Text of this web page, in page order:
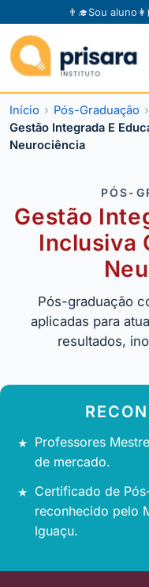
👨‍🎓Sou aluno
Início Pós-Graduação
Gestão Integrada E
Neurociência
PÓS-
Gestão
Inclusiva
Pós-graduação
aplicadas para
resultados,
Professores
de mercado.
Certificado de
reconhecido pelo
Iguaçu.